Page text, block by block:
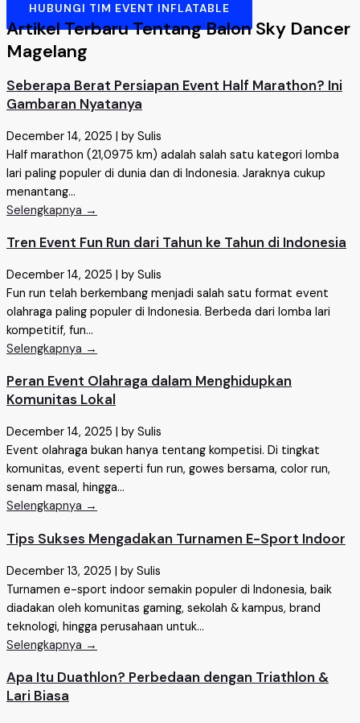
HUBUNGI TIM EVENT INFLATABLE
Artikel Terbaru Tentang Balon Sky Dancer
Magelang
Seberapa Berat Persiapan Event Half Marathon? Ini
Gambaran Nyatanya
December 14, 2025
by Sulis
Half marathon (21,0975 km) adalah salah satu kategori lomba
lari paling populer di dunia dan di Indonesia. Jaraknya cukup
menantang...
Selengkapnya →
Tren Event Fun Run dari Tahun ke Tahun di Indonesia
December 14, 2025
by Sulis
Fun run telah berkembang menjadi salah satu format event
olahraga paling populer di Indonesia. Berbeda dari lomba lari
kompetitif, fun...
Selengkapnya →
Peran Event Olahraga dalam Menghidupkan
Komunitas Lokal
December 14, 2025
by Sulis
Event olahraga bukan hanya tentang kompetisi. Di tingkat
komunitas, event seperti fun run, gowes bersama, color run,
senam masal, hingga...
Selengkapnya →
Tips Sukses Mengadakan Turnamen E-Sport Indoor
December 13, 2025 | by Sulis
Turnamen e-sport indoor semakin populer di Indonesia, baik
diadakan oleh komunitas gaming, sekolah & kampus, brand
teknologi, hingga perusahaan untuk...
Selengkapnya →
Apa Itu Duathlon? Perbedaan dengan Triathlon &
Lari Biasa